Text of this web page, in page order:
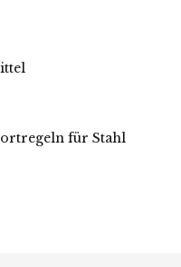
für Stahl